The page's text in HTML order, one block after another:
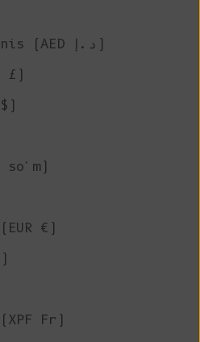
Émirats arabes unis (AED د.إ)
£)
so'm)
€)
Fr)